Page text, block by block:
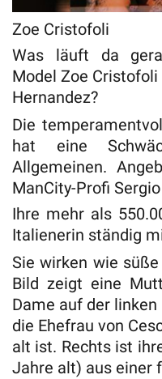
Zoe Cristofoli
Was läuft da
Model Zoe
Hernandez?
Die
hat eine
Allgemeinen.
ManCity-Profi
Ihre mehr als
Italienerin ständig
Sie wirken wie
Bild zeigt eine
Dame auf der
die Ehefrau von
alt ist. Rechts ist
Jahre alt) aus einer